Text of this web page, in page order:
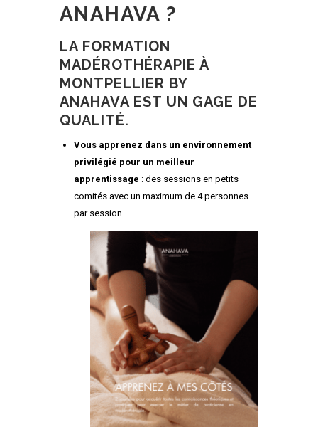
ANAHAVA ?
LA FORMATION
MADÉROTHÉRAPIE À
MONTPELLIER BY
ANAHAVA EST UN GAGE DE
QUALITÉ.
Vous apprenez dans un environnement
privilégié pour un meilleur
apprentissage : des sessions en petits
comités avec un maximum de 4 personnes
par session.